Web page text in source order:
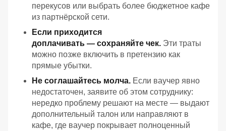
перекусов или выбрать более бюджетное кафе
из партнёрской сети.
Если приходится
доплачивать — сохраняйте чек. Эти траты
можно позже включить в претензию как
прямые убытки.
Не соглашайтесь молча. Если ваучер явно
недостаточен, заявите об этом сотруднику:
нередко проблему решают на месте — выдают
дополнительный талон или направляют в
кафе, где ваучер покрывает полноценный